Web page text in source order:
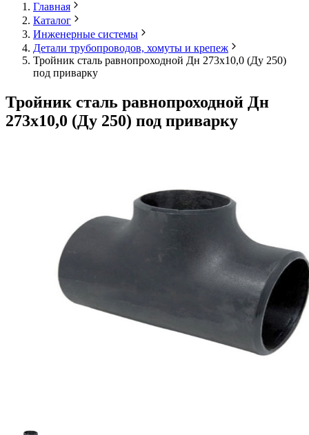
Главная
Каталог
Инженерные системы
Детали трубопроводов, хомуты и крепеж
Тройник сталь равнопроходной Дн 273х10,0 (Ду 250)
под приварку
Тройник сталь равнопроходной Дн
273х10,0 (Ду 250) под приварку